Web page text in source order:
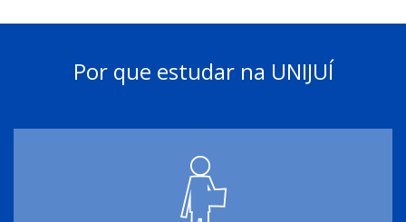
Por que estudar na UNIJUÍ